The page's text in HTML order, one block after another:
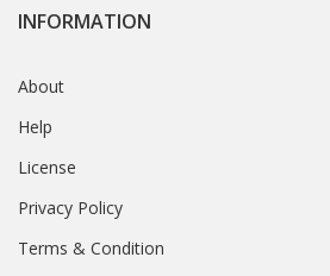
INFORMATION
About
Help
License
Privacy Policy
Terms & Condition